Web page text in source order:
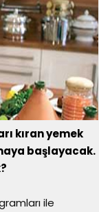
kıran yemek
başlayacak.
ile